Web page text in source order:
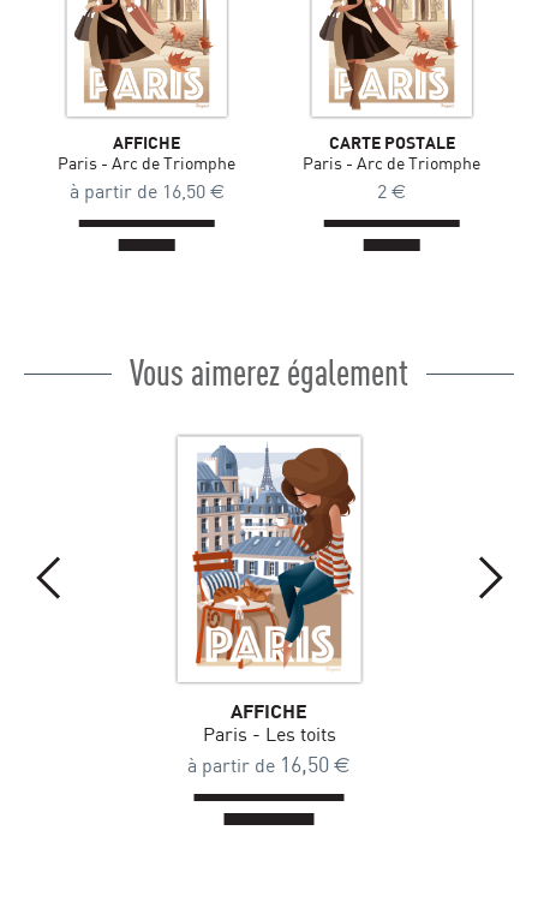
AFFICHE
Paris - Arc de Triomphe
à partir de 16,50 €
CARTE POSTALE
Paris - Arc de Triomphe
2 €
Vous aimerez également
AFFICHE
Paris - Les toits
à partir de 16,50 €